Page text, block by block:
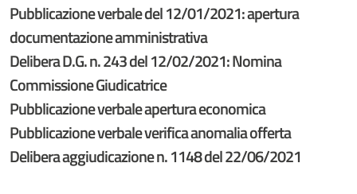
Pubblicazione verbale del 12/01/2021: apertura
documentazione amministrativa
Delibera D.G. n. 243 del 12/02/2021: Nomina
Commissione Giudicatrice
Pubblicazione verbale apertura economica
Pubblicazione verbale verifica anomalia offerta
Delibera aggiudicazione n. 1148 del 22/06/2021